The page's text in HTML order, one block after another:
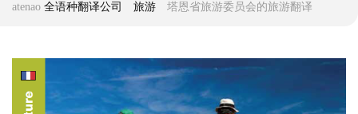
atenao 全语种翻译公司 旅游 塔恩省旅游委员会的旅游翻译